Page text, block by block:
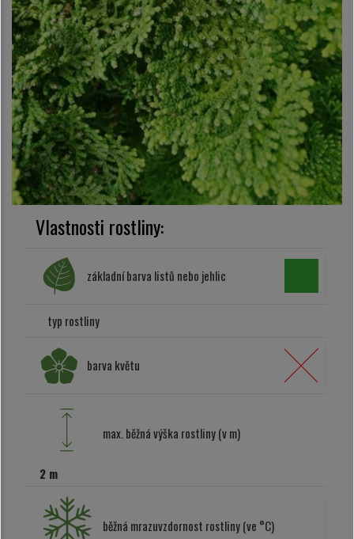
Vlastnosti rostliny:
základní barva listů nebo jehlic
typ rostliny
barva květu
max. běžná výška rostliny (v m)
2 m
běžná mrazuvzdornost rostliny (ve °C)